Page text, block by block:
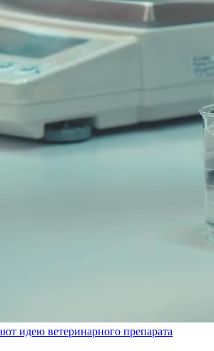
идею ветеринарного препарата